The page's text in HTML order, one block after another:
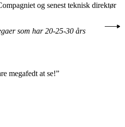
og senest teknisk direktør
som har 20-25-30 års
megafedt at se!”